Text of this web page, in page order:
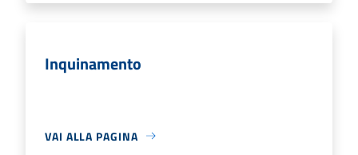
Inquinamento
VAI ALLA PAGINA